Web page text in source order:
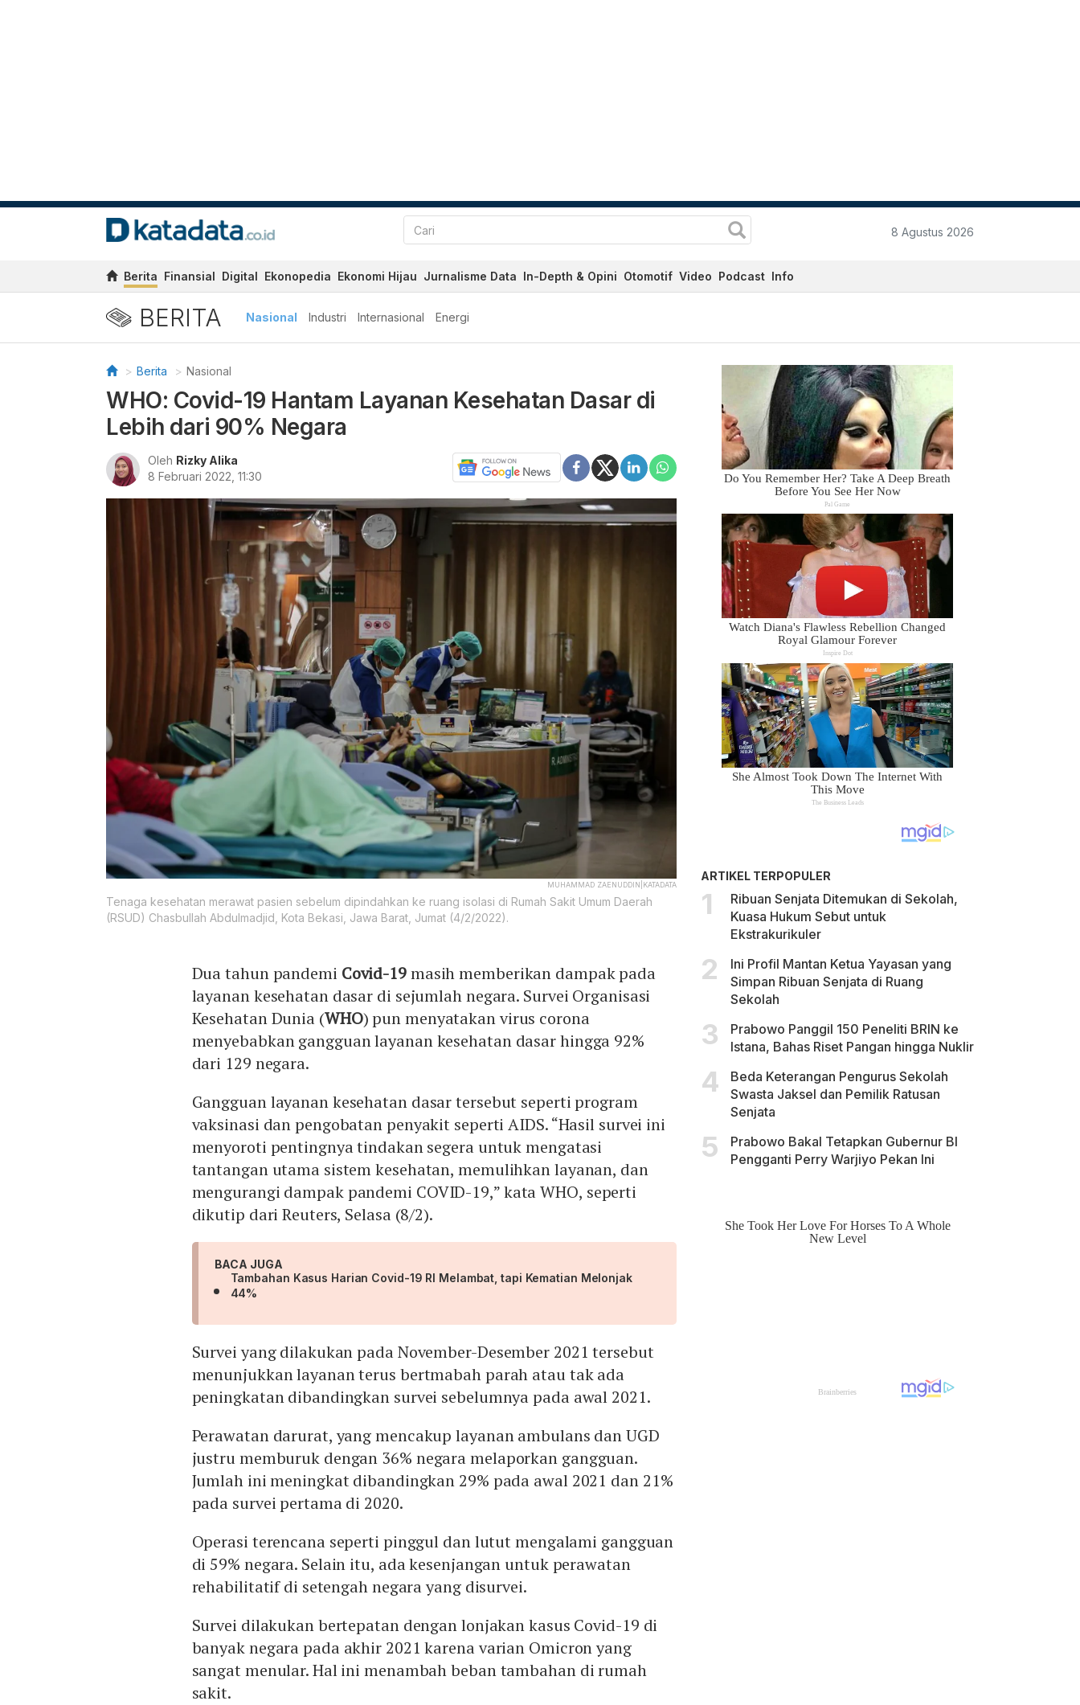
8 Agustus 2026
Berita Finansial Digital Ekonopedia Ekonomi Hijau Jurnalisme Data In-Depth & Opini Otomotif Video Podcast Info
BERITA Nasional Industri Internasional Energi
Berita Nasional
WHO: Covid-19 Hantam Layanan Kesehatan Dasar di
Lebih dari 90% Negara
Oleh Rizky Alika
8 Februari 2022, 11:30
MUHAMMAD ZAENUDDIN|KATADATA
Tenaga kesehatan merawat pasien sebelum dipindahkan ke ruang isolasi di Rumah Sakit Umum Daerah
(RSUD) Chasbullah Abdulmadjid, Kota Bekasi, Jawa Barat, Jumat (4/2/2022).
Dua tahun pandemi Covid-19masih memberikan dampak pada
layanan kesehatan dasar di sejumlah negara. Survei Organisasi
Kesehatan Dunia (WHO) pun menyatakan virus corona
menyebabkan gangguan layanan kesehatan dasar hingga 92%
dari 129 negara.
Gangguan layanan kesehatan dasar tersebut seperti program
vaksinasi dan pengobatan penyakit seperti AIDS. “Hasil survei ini
menyoroti pentingnya tindakan segera untuk mengatasi
tantangan utama sistem kesehatan, memulihkan layanan, dan
mengurangi dampak pandemi COVID-19,” kata WHO, seperti
dikutip dari Reuters, Selasa (8/2).
BACA JUGA
Tambahan Kasus Harian Covid-19 RI Melambat, tapi Kematian Melonjak
44%
Survei yang dilakukan pada November-Desember 2021 tersebut
menunjukkan layanan terus bertmabah parah atau tak ada
peningkatan dibandingkan survei sebelumnya pada awal 2021.
Perawatan darurat, yang mencakup layanan ambulans dan UGD
justru memburuk dengan 36% negara melaporkan gangguan.
Jumlah ini meningkat dibandingkan 29% pada awal 2021 dan 21%
pada survei pertama di 2020.
Operasi terencana seperti pinggul dan lutut mengalami gangguan
di 59% negara. Selain itu, ada kesenjangan untuk perawatan
rehabilitatif di setengah negara yang disurvei.
Survei dilakukan bertepatan dengan lonjakan kasus Covid-19 di
banyak negara pada akhir 2021 karena varian Omicron yang
sangat menular. Hal ini menambah beban tambahan di rumah
sakit.
ARTIKEL TERPOPULER
Ribuan Senjata Ditemukan di Sekolah,
Kuasa Hukum Sebut untuk
Ekstrakurikuler
Ini Profil Mantan Ketua Yayasan yang
Simpan Ribuan Senjata di Ruang
Sekolah
Prabowo Panggil 150 Peneliti BRIN ke
Istana, Bahas Riset Pangan hingga Nuklir
Beda Keterangan Pengurus Sekolah
Swasta Jaksel dan Pemilik Ratusan
Senjata
Prabowo Bakal Tetapkan Gubernur BI
Pengganti Perry Warjiyo Pekan Ini